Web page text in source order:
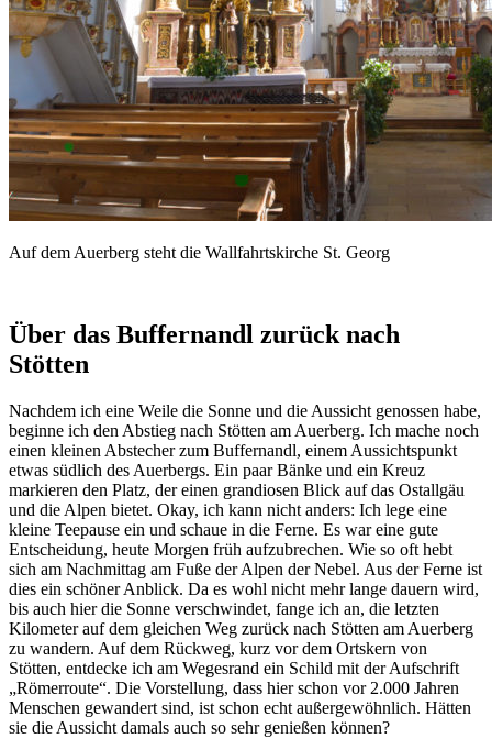
Auf dem Auerberg steht die Wallfahrtskirche St. Georg
Über das Buffernandl zurück nach
Stötten
Nachdem ich eine Weile die Sonne und die Aussicht genossen habe,
beginne ich den Abstieg nach Stötten am Auerberg. Ich mache noch
einen kleinen Abstecher zum Buffernandl, einem Aussichtspunkt
etwas südlich des Auerbergs. Ein paar Bänke und ein Kreuz
markieren den Platz, der einen grandiosen Blick auf das Ostallgäu
und die Alpen bietet. Okay, ich kann nicht anders: Ich lege eine
kleine Teepause ein und schaue in die Ferne. Es war eine gute
Entscheidung, heute Morgen früh aufzubrechen. Wie so oft hebt
sich am Nachmittag am Fuße der Alpen der Nebel. Aus der Ferne ist
dies ein schöner Anblick. Da es wohl nicht mehr lange dauern wird,
bis auch hier die Sonne verschwindet, fange ich an, die letzten
Kilometer auf dem gleichen Weg zurück nach Stötten am Auerberg
zu wandern. Auf dem Rückweg, kurz vor dem Ortskern von
Stötten, entdecke ich am Wegesrand ein Schild mit der Aufschrift
„Römerroute“. Die Vorstellung, dass hier schon vor 2.000 Jahren
Menschen gewandert sind, ist schon echt außergewöhnlich. Hätten
sie die Aussicht damals auch so sehr genießen können?